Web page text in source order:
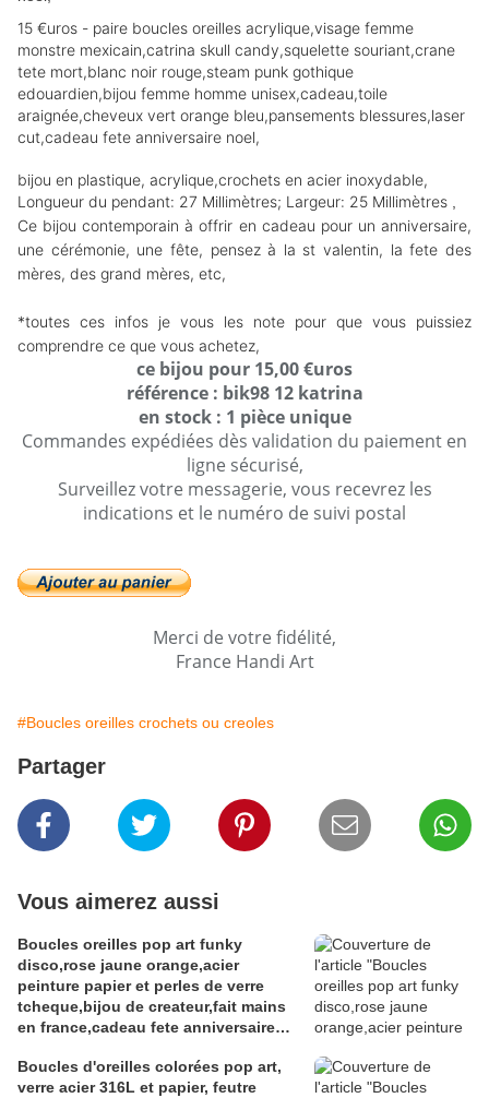
15 €uros - paire boucles oreilles acrylique,visage femme
monstre mexicain,catrina skull candy,squelette souriant,crane
tete mort,blanc noir rouge,steam punk gothique
edouardien,bijou femme homme unisex,cadeau,toile
araignée,cheveux vert orange bleu,pansements blessures,laser
cut,cadeau fete anniversaire noel,
bijou en plastique, acrylique,crochets en acier inoxydable,
Longueur du pendant: 27 Millimètres; Largeur: 25 Millimètres
Ce bijou contemporain à offrir en cadeau pour un anniversaire,
une cérémonie, une fête, pensez à la st valentin, la fete des
mères, des grand mères, etc,
*toutes ces infos je vous les note pour que vous puissiez
comprendre ce que vous achetez,
ce bijou pour 15,00 €uros
référence : bik98 12 katrina
en stock : 1 pièce unique
Commandes expédiées dès validation du paiement en
ligne sécurisé,
Surveillez votre messagerie, vous recevrez les
indications et le numéro de suivi postal
Merci de votre fidélité,
France Handi Art
#Boucles oreilles crochets ou creoles
Partager
Vous aimerez aussi
Boucles oreilles pop art funky
disco,rose jaune orange,acier
peinture papier et perles de verre
tcheque,bijou de createur,fait mains
en france,cadeau fete anniversaire
narbonne
Boucles d'oreilles colorées pop art,
verre acier 316L et papier, feutre